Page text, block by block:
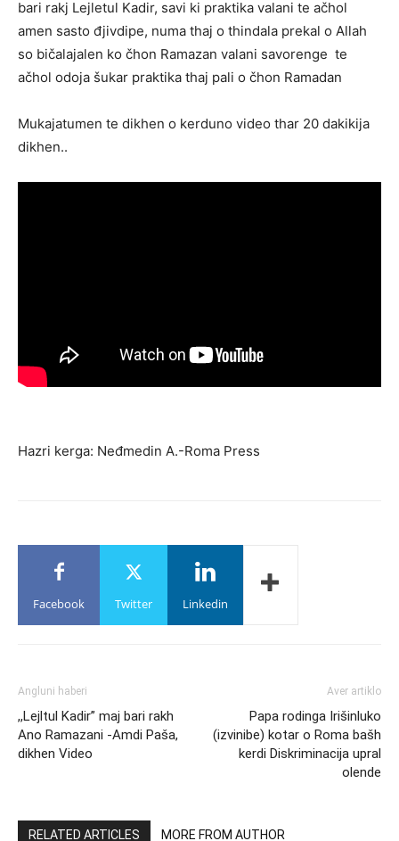
bari rakj Lejletul Kadir, savi ki praktika valani te ačhol
amen sasto đjivdipe, numa thaj o thindala prekal o Allah
so bičalajalen ko čhon Ramazan valani savorenge te
ačhol odoja šukar praktika thaj pali o čhon Ramadan
Mukajatumen te dikhen o kerduno video thar 20 dakikija
dikhen..
Hazri kerga: Neđmedin A.-Roma Press
Facebook Twitter Linkedin
Angluni haberi
,,Lejltul Kadir” maj bari rakh
Ano Ramazani -Amdi Paša,
dikhen Video
Aver artiklo
Papa rodinga Irišinluko
(izvinibe) kotar o Roma bašh
kerdi Diskriminacija upral
olende
RELATED ARTICLES MORE FROM AUTHOR